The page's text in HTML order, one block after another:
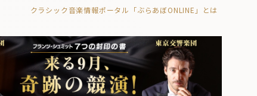
クラシック音楽情報ポータル「ぶらあぼONLINE」とは
ぶらあぼブラス！
フォルテピアノ・オデッセイ